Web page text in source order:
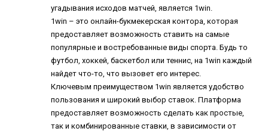
угадывания исходов матчей, является 1win.
1win – это онлайн-букмекерская контора, которая
предоставляет возможность ставить на самые
популярные и востребованные виды спорта. Будь то
футбол, хоккей, баскетбол или теннис, на 1win каждый
найдет что-то, что вызовет его интерес.
Ключевым преимуществом 1win является удобство
пользования и широкий выбор ставок. Платформа
предоставляет возможность сделать как простые,
так и комбинированные ставки, в зависимости от